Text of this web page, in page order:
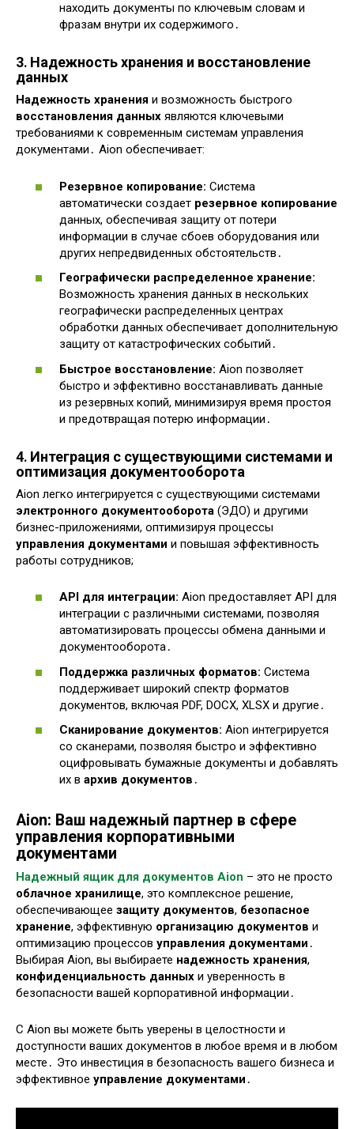
находить документы по ключевым словам и
фразам внутри их содержимого․
3․ Надежность хранения и восстановление
данных
Надежность хранения и возможность быстрого
восстановления данных являются ключевыми
требованиями к современным системам управления
документами․ Aion обеспечивает:
Резервное копирование: Система
автоматически создает резервное копирование
данных, обеспечивая защиту от потери
информации в случае сбоев оборудования или
других непредвиденных обстоятельств․
Географически распределенное хранение:
Возможность хранения данных в нескольких
географически распределенных центрах
обработки данных обеспечивает дополнительную
защиту от катастрофических событий․
Быстрое восстановление: Aion позволяет
быстро и эффективно восстанавливать данные
из резервных копий, минимизируя время простоя
и предотвращая потерю информации․
4․ Интеграция с существующими системами и
оптимизация документооборота
Aion легко интегрируется с существующими системами
электронного документооборота (ЭДО) и другими
бизнес-приложениями, оптимизируя процессы
управления документами и повышая эффективность
работы сотрудников;
API для интеграции: Aion предоставляет API для
интеграции с различными системами, позволяя
автоматизировать процессы обмена данными и
документооборота․
Поддержка различных форматов: Система
поддерживает широкий спектр форматов
документов, включая PDF, DOCX, XLSX и другие․
Сканирование документов: Aion интегрируется
со сканерами, позволяя быстро и эффективно
оцифровывать бумажные документы и добавлять
их в архив документов ․
Aion: Ваш надежный партнер в сфере
управления корпоративными
документами
Надежный ящик для документов Aion – это не просто
облачное хранилище, это комплексное решение,
обеспечивающее защиту документов, безопасное
хранение, эффективную организацию документов и
оптимизацию процессов управления документами ․
Выбирая Aion, вы выбираете надежность хранения,
конфиденциальность данных и уверенность в
безопасности вашей корпоративной информации․
С Aion вы можете быть уверены в целостности и
доступности ваших документов в любое время и в любом
месте․ Это инвестиция в безопасность вашего бизнеса и
эффективное управление документами ․